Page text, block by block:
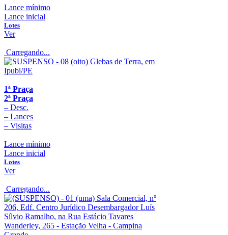
Lance mínimo
Lance inicial
Lotes
Ver
Carregando...
1ª Praça
2ª Praça
– Desc.
– Lances
– Visitas
Lance mínimo
Lance inicial
Lotes
Ver
Carregando...